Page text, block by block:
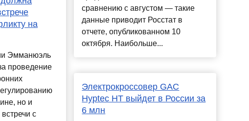
на
Эмманюэль
проведение
но и
с
сравнению с августом — такие
данные приводит Росстат в
отчете, опубликованном 10
октября. Наибольше...
Электрокроссовер GAC
Hyptec HT выйдет в России за
6 млн